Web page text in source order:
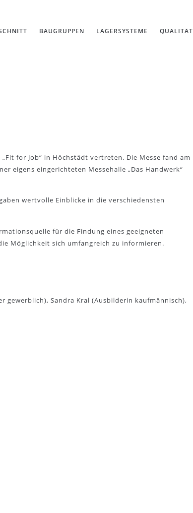
BAUGRUPPEN LAGERSYSTEME QUALITÄT
for Job“ in Höchstädt vertreten. Die Messe fand am
eigens eingerichteten Messehalle „Das Handwerk“
wertvolle Einblicke in die verschiedensten
für die Findung eines geeigneten
Möglichkeit sich umfangreich zu informieren.
gewerblich), Sandra Kral (Ausbilderin kaufmännisch),